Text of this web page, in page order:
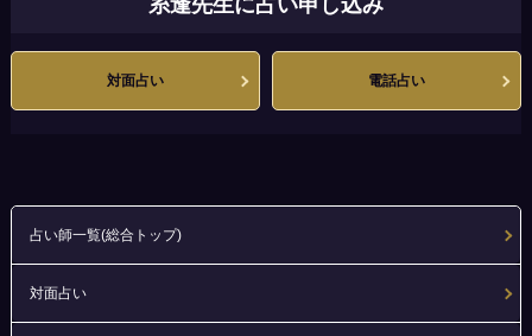
糸逢先生に占い申し込み
対面占い 電話占い
占い師一覧(総合トップ)
対面占い